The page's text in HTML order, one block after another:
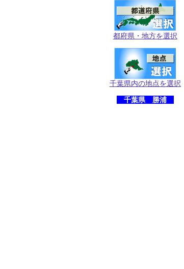
都府県・地方を選択
千葉県内の地点を選択
千葉県 勝浦